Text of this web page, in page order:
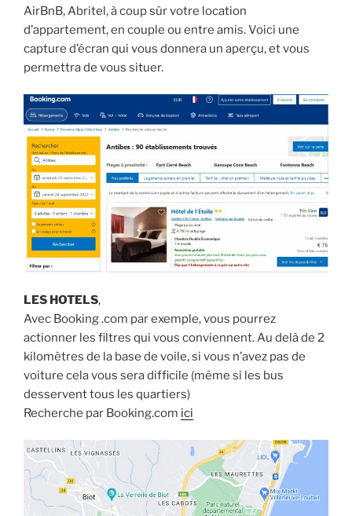
AirBnB, Abritel, à coup sûr votre location
d’appartement, en couple ou entre amis. Voici une
capture d’écran qui vous donnera un aperçu, et vous
permettra de vous situer.
LES HOTELS,
Avec Booking .com par exemple, vous pourrez
actionner les filtres qui vous conviennent. Au delà de 2
kilomètres de la base de voile, si vous n’avez pas de
voiture cela vous sera difficile (même si les bus
desservent tous les quartiers)
Recherche par Booking.com ici